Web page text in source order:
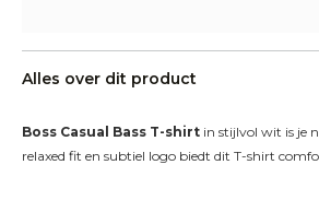
Alles over dit product
Boss Casual Bass T-shirt in stijlvol wit is je
relaxed fit en subtiel logo biedt dit T-shirt